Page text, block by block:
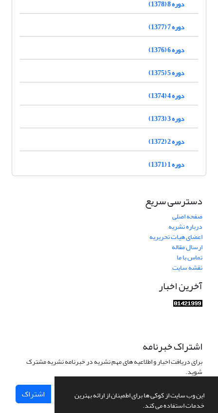
این وب سایت از کوکی ها برای اطمینان از ارائه بهترین
خدمات استفاده می کند.
دوره 8 (1378)
دوره 7 (1377)
دوره 6 (1376)
دوره 5 (1375)
دوره 4 (1374)
دوره 3 (1373)
دوره 2 (1372)
دوره 1 (1371)
دسترسی سریع
صفحه اصلی
درباره نشریه
اعضای هیات تحریریه
ارسال مقاله
تماس با ما
نقشه سایت
آخرین اخبار
اشتراک خبرنامه
برای دریافت اخبار و اطلاعیه های مهم نشریه در خبرنامه نشریه مشترک
شوید.
اشتراک